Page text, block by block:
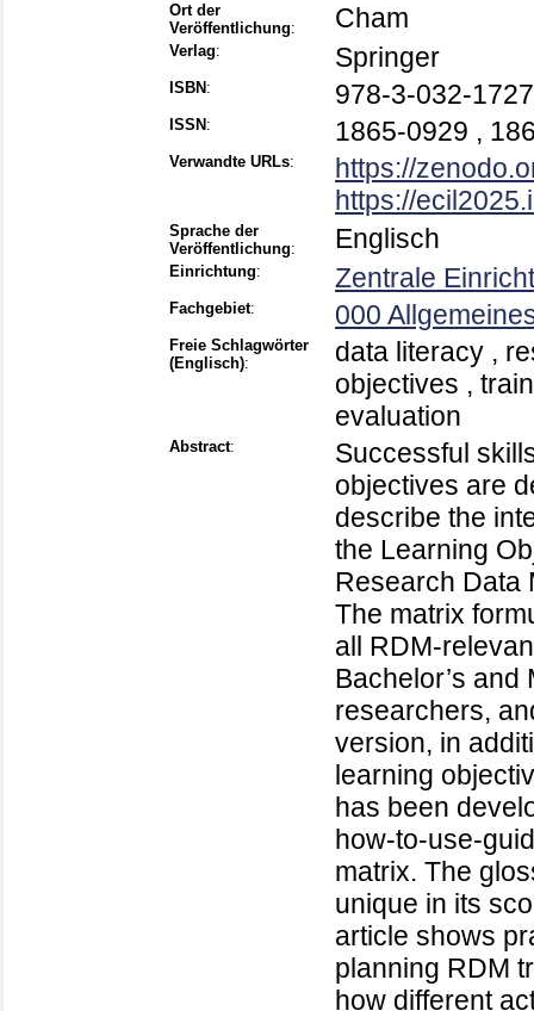
Ort der
Veröffentlichung: Cham
Verlag: Springer
ISBN : 978-3-032-
ISSN : 1865-0929 ,
Verwandte URLs:
https://
https://
Sprache der
Veröffentlichung: Englisch
Einrichtung: Zentrale
Fachgebiet: 000
Freie Schlagwörter
(Englisch):
data literacy ,
objectives ,
evaluation
Abstract:
Successful
objectives are
describe the
the Learning
Research Data
The matrix
all RDM-
Bachelor’s and
researchers,
version, in
learning
has been
how-to-use-
matrix. The
unique in its
article shows
planning RDM
how different